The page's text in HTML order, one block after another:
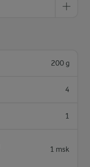
200 g
4
1
1 msk